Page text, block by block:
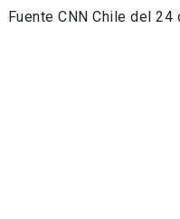
Fuente CNN Chile del 24